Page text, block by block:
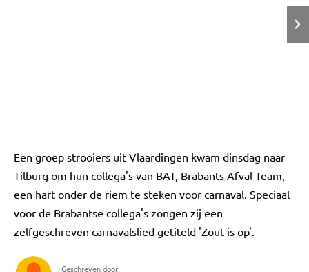
Een groep strooiers uit Vlaardingen kwam dinsdag naar
Tilburg om hun collega's van BAT, Brabants Afval Team,
een hart onder de riem te steken voor carnaval. Speciaal
voor de Brabantse collega's zongen zij een
zelfgeschreven carnavalslied getiteld 'Zout is op'.
Geschreven door